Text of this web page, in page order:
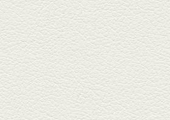
焼鳥おまかせ８本
健軍自衛隊通り『焼鳥 菖蒲谷』
で最高級の焼鳥を味わう。『銀
しろ...
2026年2月20日放送
1000円で飲めますｾｯﾄ＆
至福のﾊﾑｶﾂ など
東区の健軍電停のそば『居酒屋